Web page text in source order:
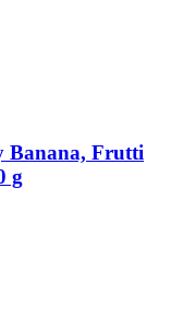
Banana, Frutti
g